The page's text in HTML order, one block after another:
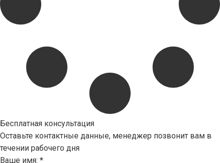
Бесплатная консультация
Оставьте контактные данные, менеджер позвонит вам в
течении рабочего дня
Ваше имя: *